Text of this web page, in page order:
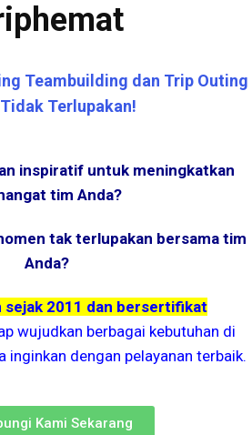
Teambuilding dan Trip Outing
Terlupakan!
inspiratif untuk meningkatkan
tim Anda?
tak terlupakan bersama tim
Anda?
sejak 2011 dan bersertifikat
wujudkan berbagai kebutuhan di
inginkan dengan pelayanan terbaik.
Kami Sekarang